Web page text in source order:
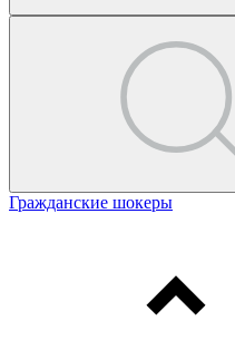
Гражданские шокеры